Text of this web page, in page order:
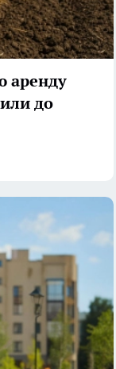
аренду
до